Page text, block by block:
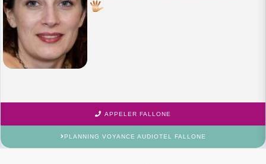
APPELER FALLONE
PLANNING VOYANCE AUDIOTEL FALLONE